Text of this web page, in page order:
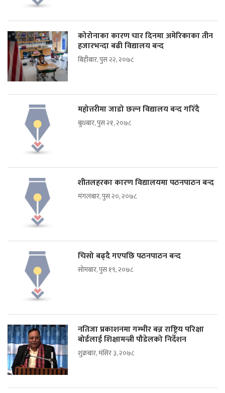
कोरोनाका कारण चार दिनमा अमेरिकाका तीन
हजारभन्दा बढी विद्यालय बन्द
बिहीबार, पुस २२, २०७८
महोत्तरीमा जाडो छल्न विद्यालय बन्द गरिँदै
बुधबार, पुस २१, २०७८
शीतलहरका कारण विद्यालयमा पठनपाठन बन्द
मंगलबार, पुस २०, २०७८
चिसो बढ्दै गएपछि पठनपाठन बन्द
सोमबार, पुस १९, २०७८
नतिजा प्रकाशनमा गम्भीर बन्न राष्ट्रिय परिक्षा
बोर्डलाई शिक्षामन्त्री पौडेलको निर्देशन
शुक्रबार, मंसिर ३, २०७८